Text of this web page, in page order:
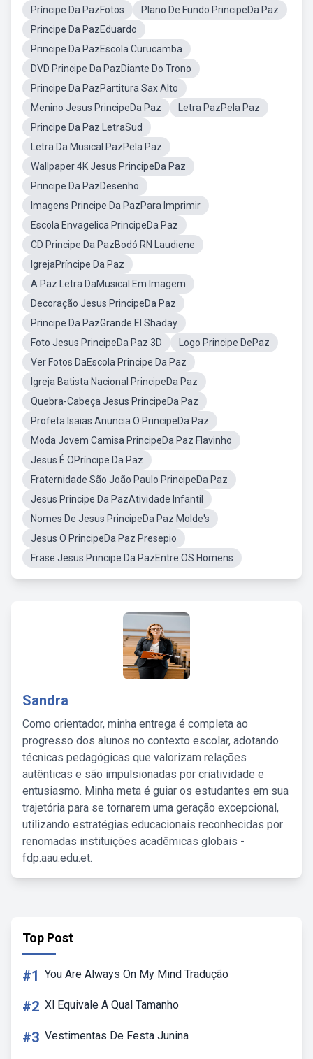
Príncipe Da PazFotos
Plano De Fundo PrincipeDa Paz
Principe Da PazEduardo
Principe Da PazEscola Curucamba
DVD Principe Da PazDiante Do Trono
Principe Da PazPartitura Sax Alto
Menino Jesus PrincipeDa Paz
Letra PazPela Paz
Principe Da Paz LetraSud
Letra Da Musical PazPela Paz
Wallpaper 4K Jesus PrincipeDa Paz
Principe Da PazDesenho
Imagens Principe Da PazPara Imprimir
Escola Envagelica PrincipeDa Paz
CD Principe Da PazBodó RN Laudiene
IgrejaPríncipe Da Paz
A Paz Letra DaMusical Em Imagem
Decoração Jesus PrincipeDa Paz
Principe Da PazGrande El Shaday
Foto Jesus PrincipeDa Paz 3D
Logo Principe DePaz
Ver Fotos DaEscola Principe Da Paz
Igreja Batista Nacional PrincipeDa Paz
Quebra-Cabeça Jesus PrincipeDa Paz
Profeta Isaias Anuncia O PrincipeDa Paz
Moda Jovem Camisa PrincipeDa Paz Flavinho
Jesus É OPríncipe Da Paz
Fraternidade São João Paulo PrincipeDa Paz
Jesus Principe Da PazAtividade Infantil
Nomes De Jesus PrincipeDa Paz Molde's
Jesus O PrincipeDa Paz Presepio
Frase Jesus Principe Da PazEntre OS Homens
Sandra
Como orientador, minha entrega é completa ao
progresso dos alunos no contexto escolar, adotando
técnicas pedagógicas que valorizam relações
autênticas e são impulsionadas por criatividade e
entusiasmo. Minha meta é guiar os estudantes em sua
trajetória para se tornarem uma geração excepcional,
utilizando estratégias educacionais reconhecidas por
renomadas instituições acadêmicas globais -
fdp.aau.edu.et.
Top Post
#1 You Are Always On My Mind Tradução
#2 Xl Equivale A Qual Tamanho
#3 Vestimentas De Festa Junina